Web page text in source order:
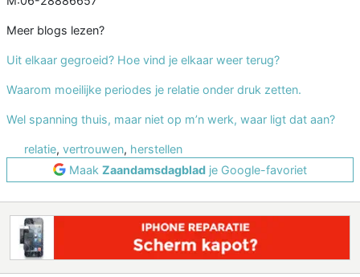
Meer blogs lezen?
Uit elkaar gegroeid? Hoe vind je elkaar weer terug?
Waarom moeilijke periodes je relatie onder druk zetten.
Wel spanning thuis, maar niet op m’n werk, waar ligt dat aan?
relatie, vertrouwen, herstellen
Maak Zaandamsdagblad je Google-favoriet